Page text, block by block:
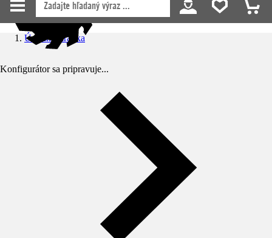
Konfigurátor sa pripravuje...
Úvodná stránka